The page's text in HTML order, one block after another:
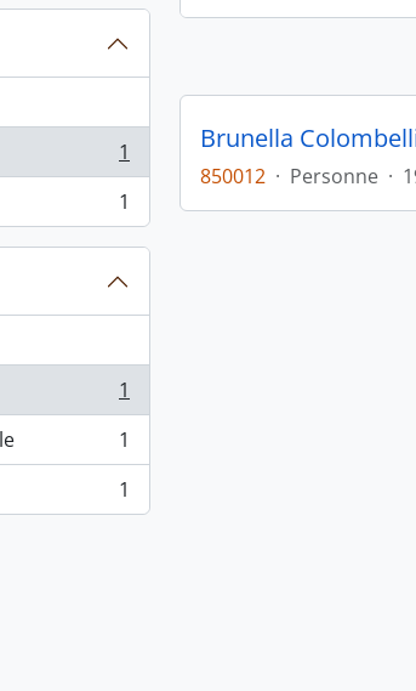
1
1
1
1
1
Brunella
850012 · Personne ·